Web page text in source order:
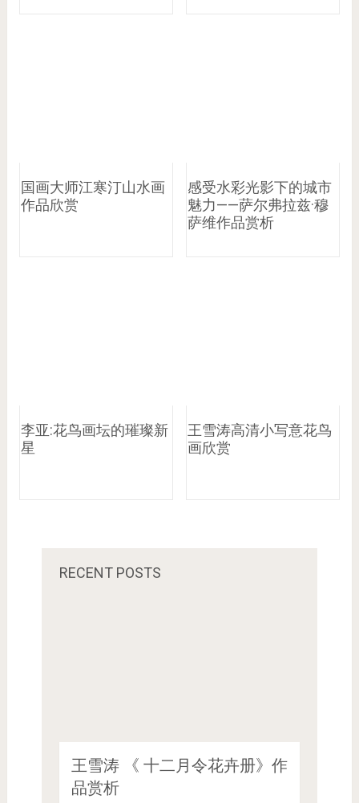
国画大师江寒汀山水画
作品欣赏
感受水彩光影下的城市
魅力——萨尔弗拉兹·穆
萨维作品赏析
李亚:花鸟画坛的璀璨新
星
王雪涛高清小写意花鸟
画欣赏
RECENT POSTS
王雪涛 《 十二月令花卉册》作
品赏析